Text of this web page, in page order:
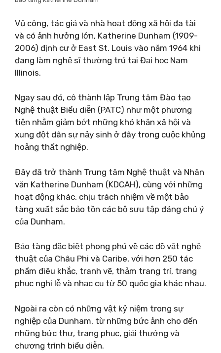
Vũ công, tác giả và nhà hoạt động xã hội đa tài
và có ảnh hưởng lớn, Katherine Dunham (1909-
2006) định cư ở East St. Louis vào năm 1964 khi
đang làm nghệ sĩ thường trú tại Đại học Nam
Illinois.
Ngay sau đó, cô thành lập Trung tâm Đào tạo
Nghệ thuật Biểu diễn (PATC) như một phương
tiện nhằm giảm bớt những khó khăn xã hội và
xung đột dân sự nảy sinh ở đây trong cuộc khủng
hoảng thất nghiệp.
Đây đã trở thành Trung tâm Nghệ thuật và Nhân
văn Katherine Dunham (KDCAH), cùng với những
hoạt động khác, chịu trách nhiệm về một bảo
tàng xuất sắc bảo tồn các bộ sưu tập đáng chú ý
của Dunham.
Bảo tàng đặc biệt phong phú về các đồ vật nghệ
thuật của Châu Phi và Caribe, với hơn 250 tác
phẩm điêu khắc, tranh vẽ, thảm trang trí, trang
phục nghi lễ và nhạc cụ từ 50 quốc gia khác nhau.
Ngoài ra còn có những vật kỷ niệm trong sự
nghiệp của Dunham, từ những bức ảnh cho đến
những bức thư, trang phục, giải thưởng và
chương trình biểu diễn.